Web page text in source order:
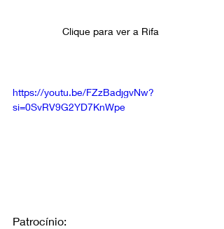
Clique para ver a Rifa
https://youtu.be/FZzBadjgvNw?
si=0SvRV9G2YD7KnWpe
Patrocínio: